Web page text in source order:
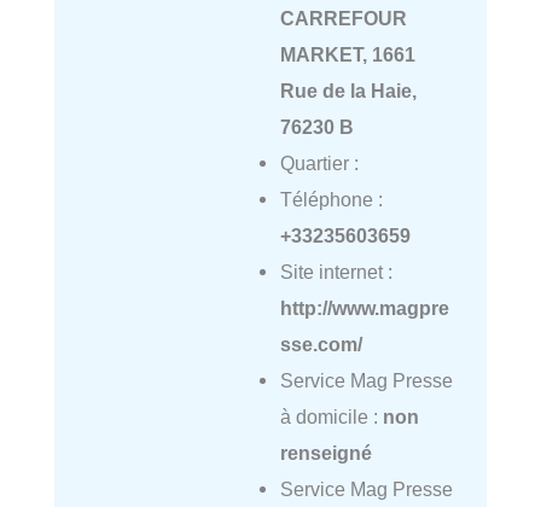
CARREFOUR
MARKET, 1661
Rue de la Haie,
76230 B
Quartier :
Téléphone :
+33235603659
Site internet :
http://www.magpre
sse.com/
Service Mag Presse
à domicile : non
renseigné
Service Mag Presse